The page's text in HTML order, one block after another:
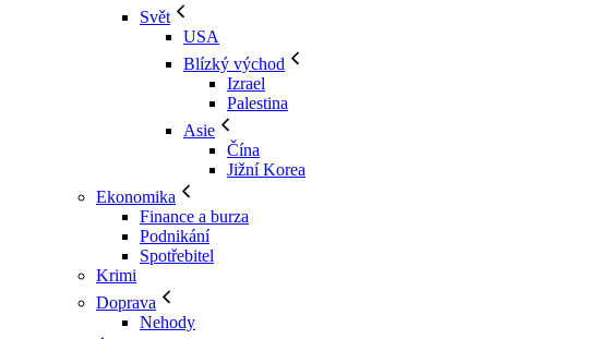
Svět
USA
Blízký východ
Izrael
Palestina
Asie
Čína
Jižní Korea
Ekonomika
Finance a burza
Podnikání
Spotřebitel
Krimi
Doprava
Nehody